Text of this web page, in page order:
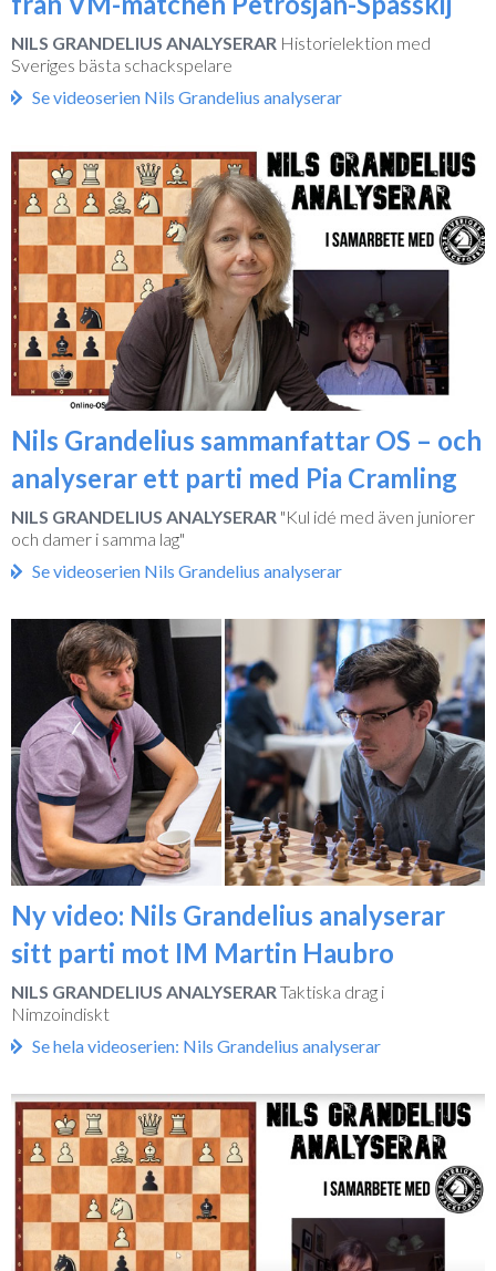
NILS GRANDELIUS ANALYSERAR Historielektion med
Sveriges bästa schackspelare
Se videoserien Nils Grandelius analyserar
Nils Grandelius sammanfattar OS – och
analyserar ett parti med Pia Cramling
NILS GRANDELIUS ANALYSERAR "Kul idé med även juniorer
och damer i samma lag"
Se videoserien Nils Grandelius analyserar
Ny video: Nils Grandelius analyserar
sitt parti mot IM Martin Haubro
NILS GRANDELIUS ANALYSERAR Taktiska drag i
Nimzoindiskt
Se hela videoserien: Nils Grandelius analyserar